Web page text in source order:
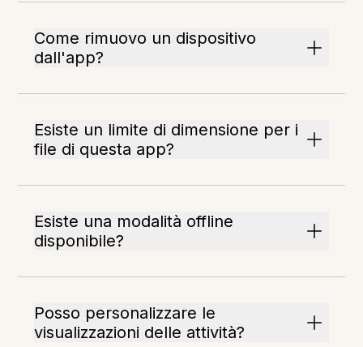
Come rimuovo un dispositivo
dall'app?
Esiste un limite di dimensione per i
file di questa app?
Esiste una modalità offline
disponibile?
Posso personalizzare le
visualizzazioni delle attività?